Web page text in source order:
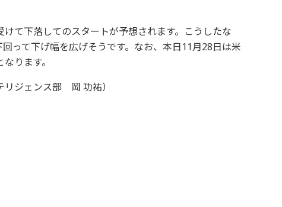
て下落してのスタートが予想されます。こうしたな
って下げ幅を広げそうです。なお、本日11月28日は米
ります。
リジェンス部 岡 功祐）